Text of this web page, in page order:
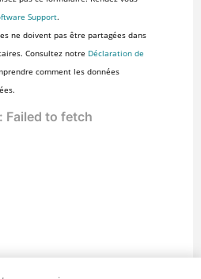
Support.
ne doivent pas être partagées dans
Consultez notre Déclaration de
comment les données